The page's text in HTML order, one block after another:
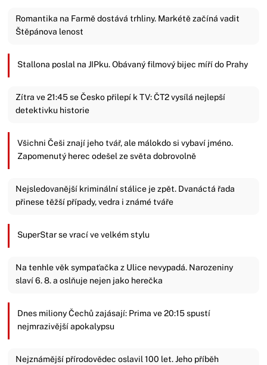
Romantika na Farmě dostává trhliny. Markétě začíná vadit
Štěpánova lenost
Stallona poslal na JIPku. Obávaný filmový bijec míří do Prahy
Zítra ve 21:45 se Česko přilepí k TV: ČT2 vysílá nejlepší
detektivku historie
Všichni Češi znají jeho tvář, ale málokdo si vybaví jméno.
Zapomenutý herec odešel ze světa dobrovolně
Nejsledovanější kriminální stálice je zpět. Dvanáctá řada
přinese těžší případy, vedra i známé tváře
SuperStar se vrací ve velkém stylu
Na tenhle věk sympaťačka z Ulice nevypadá. Narozeniny
slaví 6. 8. a oslňuje nejen jako herečka
Dnes miliony Čechů zajásají: Prima ve 20:15 spustí
nejmrazivější apokalypsu
Nejznámější přírodovědec oslavil 100 let. Jeho příběh